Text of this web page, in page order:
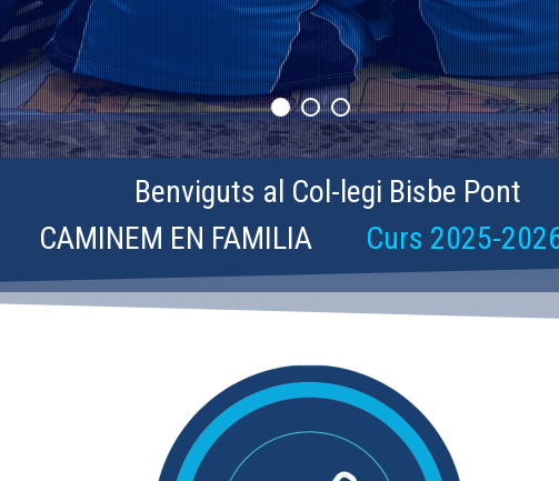
Benviguts al Col-legi Bisbe Pont
CAMINEM EN FAMILIA Curs 2025-